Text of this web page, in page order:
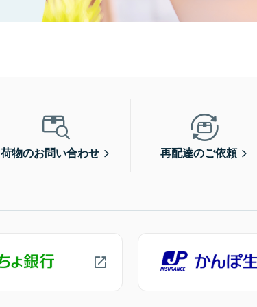
荷物のお問い合わせ 再配達のご依頼